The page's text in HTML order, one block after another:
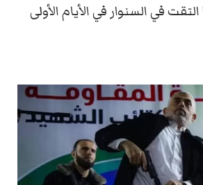
في السنوار في الأيام الأولى